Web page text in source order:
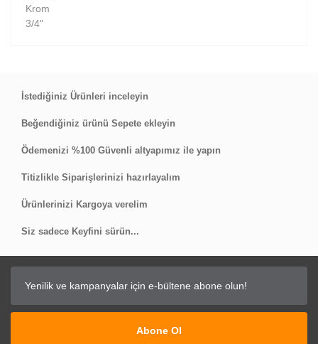
Krom
3/4"
İstediğiniz Ürünleri inceleyin
Beğendiğiniz ürünü Sepete ekleyin
Ödemenizi %100 Güvenli altyapımız ile yapın
Titizlikle Siparişlerinizi hazırlayalım
Ürünlerinizi Kargoya verelim
Siz sadece Keyfini sürün...
Abone Ol